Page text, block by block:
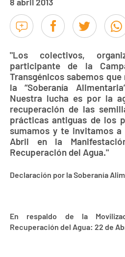
"Los colectivos,
participante de la
Transgénicos sabemos
la “Soberanía
Nuestra lucha es por la
recuperación de las
prácticas antiguas de los
sumamos y te invitamos
Abril en la
Recuperación del Agua."
Declaración por la Soberanía
En respaldo de la
Recuperación del Agua: 22 de